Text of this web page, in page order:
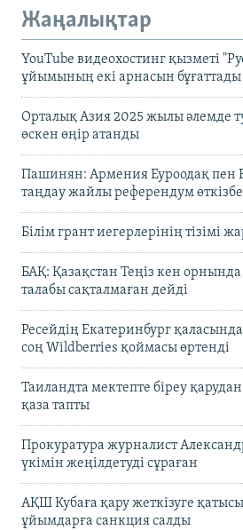
Жаңалықтар
YouTube видеохостинг қызметі
ұйымының екі арнасын бұғаттады
Орталық Азия 2025 жылы әлемде
өскен өңір атанды
Пашинян: Армения Еуроодақ пен
таңдау жайлы референдум
Білім грант иегерлерінің тізімі
БАҚ: Қазақстан Теңіз кен
талабы сақталмаған дейді
Ресейдің Екатеринбург
соң Wildberries қоймасы өртенді
Таиландта мектепте біреу
қаза тапты
Прокуратура журналист
үкімін жеңілдетуді сұраған
АҚШ Кубаға қару жеткізуге
ұйымдарға санкция салды